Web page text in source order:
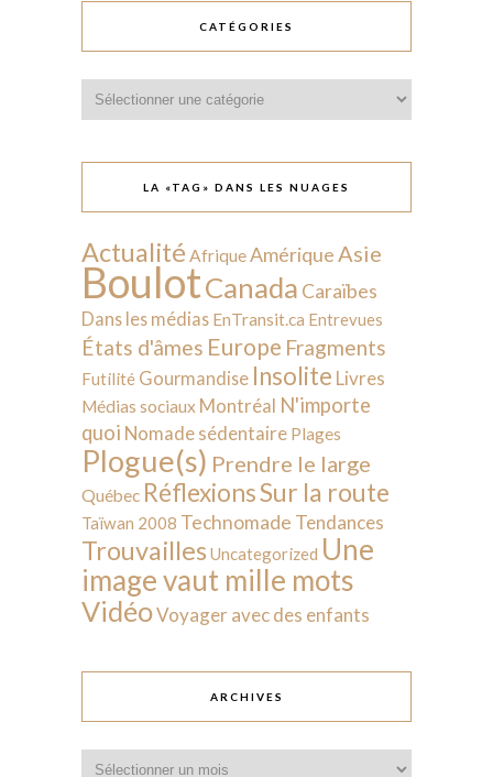
CATÉGORIES
LA «TAG» DANS LES NUAGES
Actualité AfriqueAmérique Asie
BoulotCanada Caraïbes
Dans les médias EnTransit.ca Entrevues
États d'âmes Europe Fragments
Futilité Gourmandise Insolite Livres
Médias sociaux Montréal N'importe
quoi Nomade sédentaire Plages
Plogue(s) Prendre le large
Québec RéflexionsSur la route
Taïwan 2008 Technomade Tendances
Trouvailles Uncategorized Une
image vaut mille mots
VidéoVoyager avec des enfants
ARCHIVES